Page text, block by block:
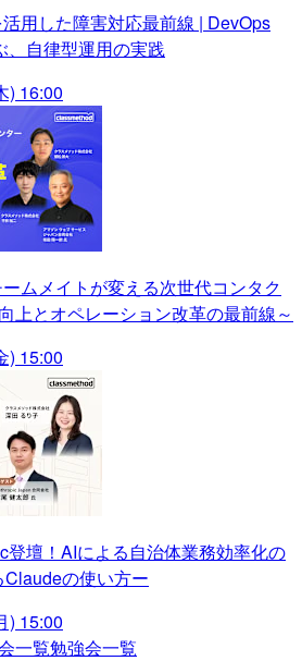
活用した障害対応最前線 | DevOps
、自律型運用の実践
) 16:00
ームメイトが変える次世代コンタク
上とオペレーション改革の最前線～
) 15:00
登壇！AIによる自治体業務効率化の
の使い方ー
) 15:00
一覧勉強会一覧